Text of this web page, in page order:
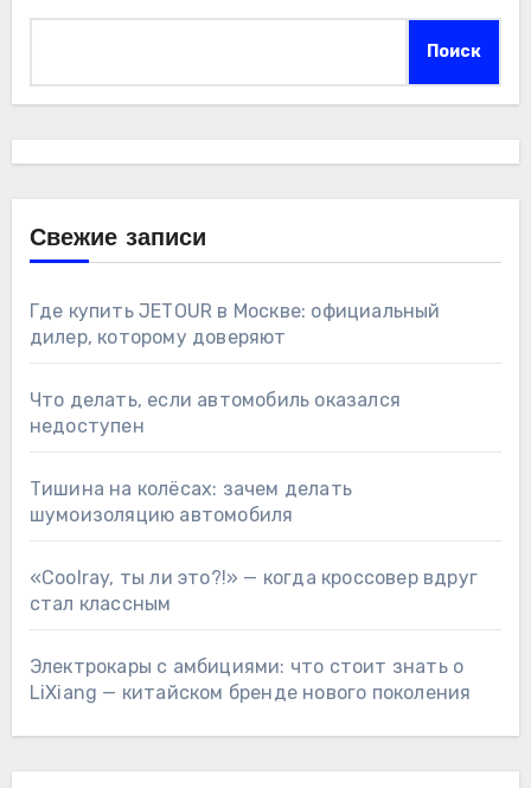
Поиск
Свежие записи
Где купить JETOUR в Москве: официальный
дилер, которому доверяют
Что делать, если автомобиль оказался
недоступен
Тишина на колёсах: зачем делать
шумоизоляцию автомобиля
«Coolray, ты ли это?!» — когда кроссовер вдруг
стал классным
Электрокары с амбициями: что стоит знать о
LiXiang — китайском бренде нового поколения